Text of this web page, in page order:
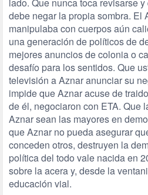
debe negar la propia sombra. El
manipulaba con cuerpos aún
una generación de políticos de
mejores anuncios de colonia o
desafío para los sentidos. Que
televisión a Aznar anunciar su
impide que Aznar acuse de
de él, negociaron con ETA. Que
Aznar sean las mayores en
que Aznar no pueda asegurar
conceden otros, destruyen la
política del todo vale nacida en
sobre la acera y, desde la
educación vial.